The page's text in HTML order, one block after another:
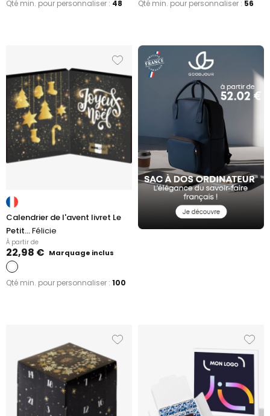
Qté min. pour personnaliser : 48 Qté min. pour personnaliser : 56
Calendrier de l'avent livret Le
Petit...Félicie
À partir de
22,98 € Marquage inclus
Qté min. pour personnaliser : 100